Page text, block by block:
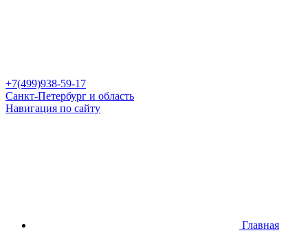
+7(499)938-59-17
Санкт-Петербург и область
Навигация по сайту
Главная